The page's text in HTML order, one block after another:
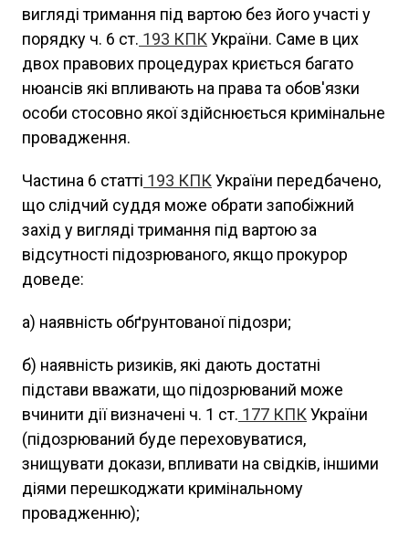
вигляді тримання під вартою без його участі у
порядку ч. 6 ст. 193 КПКУкраїни. Саме в цих
двох правових процедурах криється багато
нюансів які впливають на права та обов'язки
особи стосовно якої здійснюється кримінальне
провадження.
Частина 6 статті 193 КПКУкраїни передбачено,
що слідчий суддя може обрати запобіжний
захід у вигляді тримання під вартою за
відсутності підозрюваного, якщо прокурор
доведе:
а) наявність обґрунтованої підозри;
б) наявність ризиків, які дають достатні
підстави вважати, що підозрюваний може
вчинити дії визначені ч. 1 ст. 177 КПКУкраїни
(підозрюваний буде переховуватися,
знищувати докази, впливати на свідків, іншими
діями перешкоджати кримінальному
провадженню);